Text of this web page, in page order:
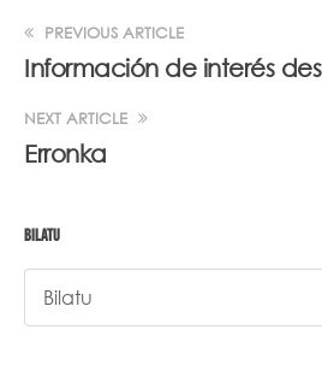
PREVIOUS ARTICLE
Información de interés
NEXT ARTICLE
Erronka
BILATU